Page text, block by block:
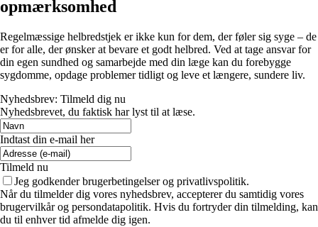
opmærksomhed
Regelmæssige helbredstjek er ikke kun for dem, der føler sig syge – de
er for alle, der ønsker at bevare et godt helbred. Ved at tage ansvar for
din egen sundhed og samarbejde med din læge kan du forebygge
sygdomme, opdage problemer tidligt og leve et længere, sundere liv.
Nyhedsbrev: Tilmeld dig nu
Nyhedsbrevet, du faktisk har lyst til at læse.
Indtast din e-mail her
Tilmeld nu
Jeg godkender brugerbetingelser og privatlivspolitik.
Når du tilmelder dig vores nyhedsbrev, accepterer du samtidig vores
brugervilkår og persondatapolitik. Hvis du fortryder din tilmelding, kan
du til enhver tid afmelde dig igen.